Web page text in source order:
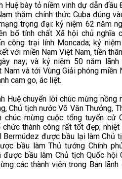
Huệ bày tỏ niềm vinh dự dẫn đầu
thăm chính thức Cuba đúng
trọng đại: kỷ niệm 62 năm
bố tính chất Xã hội chủ nghĩa
công trại lính Moncada; kỷ
với miền Nam Việt Nam, tiền
nay; và kỷ niệm 50 năm
và tới Vùng Giải phóng miền
cam go, ác liệt.
Huệ chuyển lời chúc mừng nồng
Chủ tịch nước Võ Văn Thưởng,
chúc mừng cuộc tổng tuyển cử
thành công rất tốt đẹp; nhiệt
được bầu lại làm Chủ
bầu làm Thủ tướng Chính
được bầu làm Chủ tịch Quốc hội
các thành viên trong Ban